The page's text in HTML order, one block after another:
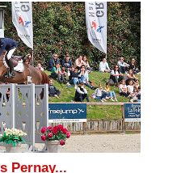
Pernay...